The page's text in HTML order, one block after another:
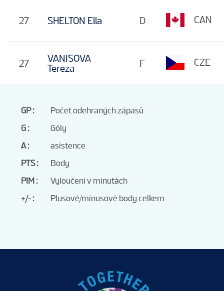
27 SHELTON Ella
27
VANISOVA
Tereza
D CAN
F CZE
GP
Počet odehraných zápasů
G
Góly
A
asistence
PTS
Body
PIM
Vyloučení v minutách
+/-
Plusové/mínusové body celkem